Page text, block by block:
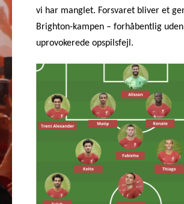
vi har manglet. Forsvaret bliver et
Brighton-kampen – forhåbentlig uden
uprovokerede opspilsfejl.